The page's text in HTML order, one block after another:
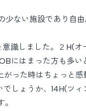
少ない施設であり自
識しました。２H(オ
にはまった方も多い
った時はちょっと
しょうか、14H(ツィ